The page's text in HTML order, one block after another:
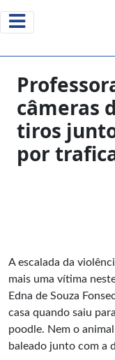
câmeras
tiros
por
A escalada da
mais uma vítima
Edna de Souza
casa quando saiu
poodle. Nem o
baleado junto com a